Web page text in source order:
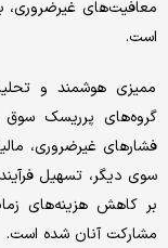
معافیت‌های غیرضروری،
است.
ممیزی هوشمند و
گروه‌های پرریسک سوق
فشارهای غیرضروری،
سوی دیگر، تسهیل
بر کاهش هزینه‌های
مشارکت آنان شده است.